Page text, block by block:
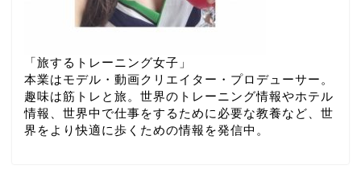
「旅するトレーニング女子」
本業はモデル・動画クリエイター・プロデューサー。
趣味は筋トレと旅。世界のトレーニング情報やホテル
情報、世界中で仕事をするために必要な教養など、世
界をより快適に歩くための情報を発信中。